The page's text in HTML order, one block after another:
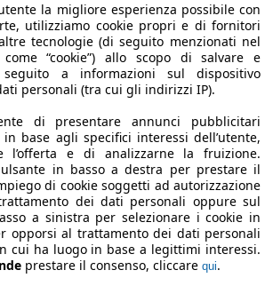
(combinato)*
la migliore esperienza possibile con
utilizziamo cookie propri e di fornitori
tecnologie (di seguito menzionati nel
“cookie”) allo scopo di salvare e
a informazioni sul dispositivo
personali (tra cui gli indirizzi IP).
di presentare annunci pubblicitari
in base agli specifici interessi dell’utente,
l’offerta e di analizzarne la fruizione.
in basso a destra per prestare il
di cookie soggetti ad autorizzazione
dei dati personali oppure sul
a sinistra per selezionare i cookie in
opporsi al trattamento dei dati personali
cui ha luogo in base a legittimi interessi.
prestare il consenso, cliccare qui.